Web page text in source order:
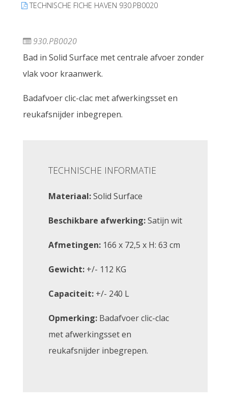
TECHNISCHE FICHE HAVEN 930.PB0020
930.PB0020
Bad in Solid Surface met centrale afvoer zonder
vlak voor kraanwerk.
Badafvoer clic-clac met afwerkingsset en
reukafsnijder inbegrepen.
TECHNISCHE INFORMATIE
Materiaal:Solid Surface
Beschikbare afwerking:Satijn wit
Afmetingen: 166 x 72,5 x H: 63 cm
Gewicht: +/- 112 KG
Capaciteit: +/- 240 L
Opmerking: Badafvoer clic-clac
met afwerkingsset en
reukafsnijder inbegrepen.